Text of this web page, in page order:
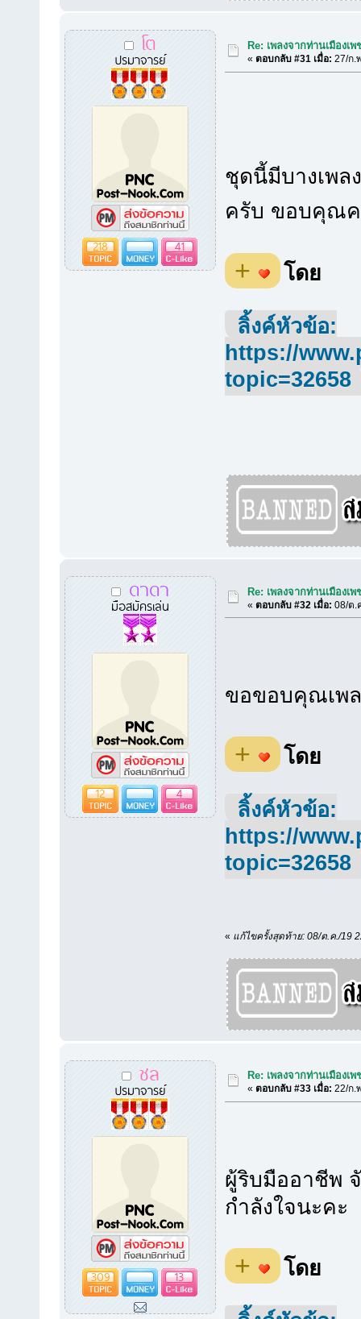
โต
ปรมาจารย์
218 41
Re: เพลงจากท่านเมืองเ
«ตอบกลับ #31 เมื่อ: 27/ก.
ชุดนี้มีบางเพล
ครับ ขอบคุณ
+ โดย
ลิ้งค์หัวข้อ:
https://
topic=32658
ดาดา
มือสมัครเล่น
12 4
Re: เพลงจากท่านเมืองเ
«ตอบกลับ #32 เมื่อ: 08/ต.
ขอขอบคุณเพ
+ โดย
ลิ้งค์หัวข้อ:
https://
topic=32658
« แก้ไขครั้งสุดท้าย: 08/ต.ค./19
ชล
ปรมาจารย์
309 13
Re: เพลงจากท่านเมืองเ
«ตอบกลับ #33 เมื่อ: 22/ก.
ผู้ริบมืออาชีพ
กำลังใจนะคะ
+ โดย